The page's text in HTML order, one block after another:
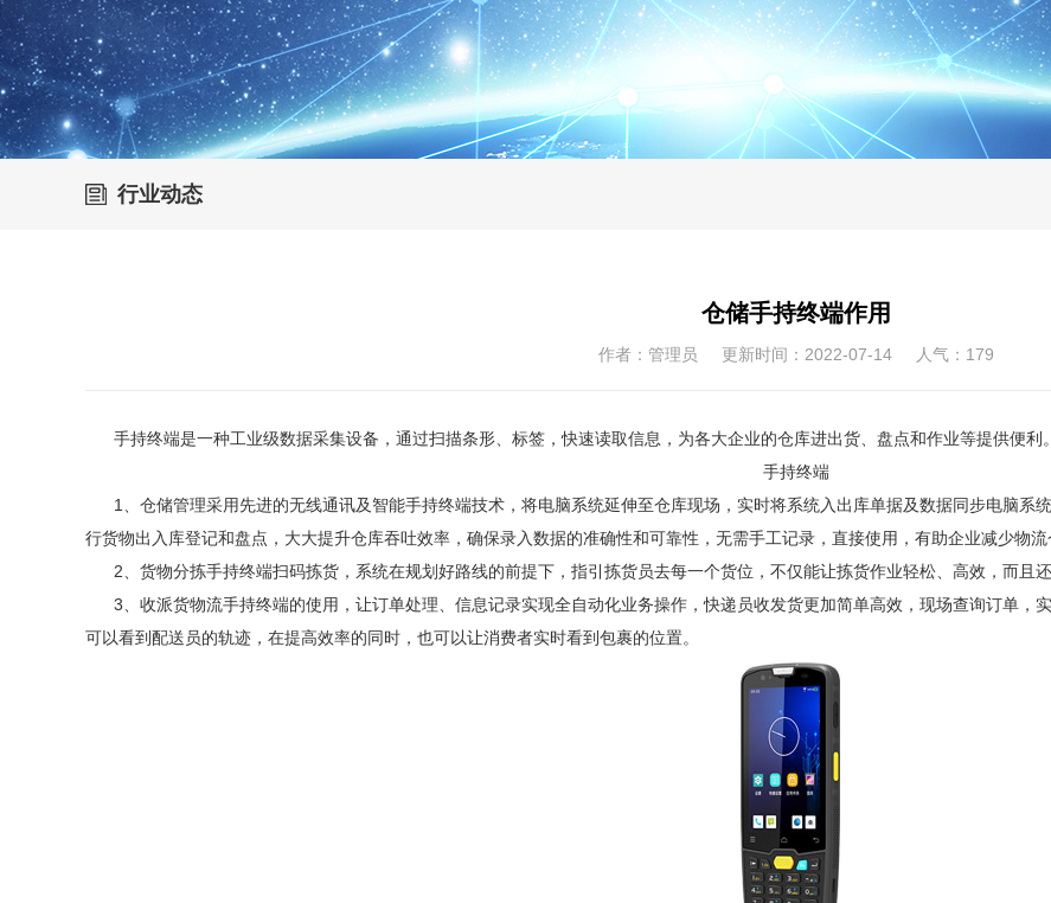
行业动态
仓储手持终端作用
作者：管理员 更新时间：2022-07-14 人气： 179
手持终端是一种工业级数据采集设备，通过扫描条形、标签，快速读取信息，为各大企业的仓库进出货、盘点和作业等提供便利。
手持终端
1
、仓储管理采用先进的无线通讯及智能手持终端技术，将电脑系统延伸至仓库现场，实时将系统入出库单据及数据同步电脑
行货物出入库登记和盘点，大大提升仓库吞吐效率，确保录入数据的准确性和可靠性，无需手工记录，直接使用，有助企业减少物流
2 、货物分拣手持终端扫码拣货，系统在规划好路线的前提下，指引拣货员去每一个货位，不仅能让拣货作业轻松、高效，而且
3 、收派货物流手持终端的使用，让订单处理、信息记录实现全自动化业务操作，快递员收发货更加简单高效，现场查询订单，
可以看到配送员的轨迹，在提高效率的同时，也可以让消费者实时看到包裹的位置。